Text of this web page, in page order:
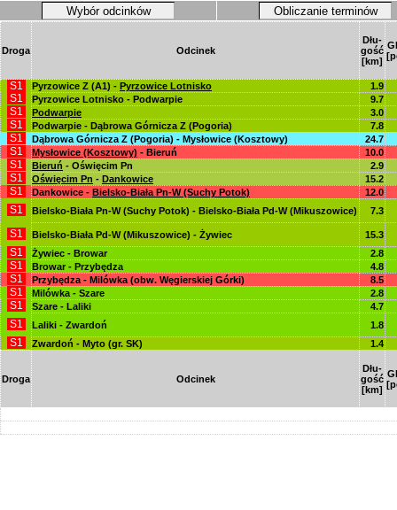
Wybór odcinków Obliczanie terminów
Droga Odcinek
Dłu-
gość
[km]
S1 Pyrzowice Z (A1) - Pyrzowice Lotnisko 1.9
S1 Pyrzowice Lotnisko - Podwarpie 9.7
S1 Podwarpie 3.0
S1 Podwarpie - Dąbrowa Górnicza Z (Pogoria) 7.8
S1 Dąbrowa Górnicza Z (Pogoria) - Mysłowice (Kosztowy) 24.7
S1 Mysłowice (Kosztowy) - Bieruń 10.0
S1 Bieruń - Oświęcim Pn 2.9
S1 Oświęcim Pn - Dankowice 15.2
S1 Dankowice - Bielsko-Biała Pn-W (Suchy Potok) 12.0
S1 Bielsko-Biała Pn-W (Suchy Potok) - Bielsko-Biała Pd-W (Mikuszowice) 7.3
S1 Bielsko-Biała Pd-W (Mikuszowice) - Żywiec 15.3
S1 Żywiec - Browar 2.8
S1 Browar - Przybędza 4.8
S1 Przybędza - Milówka (obw. Węgierskiej Górki) 8.5
S1 Milówka - Szare 2.8
S1 Szare - Laliki 4.7
S1 Laliki - Zwardoń 1.8
S1 Zwardoń - Myto (gr. SK) 1.4
Droga Odcinek
Dłu-
gość
[km]